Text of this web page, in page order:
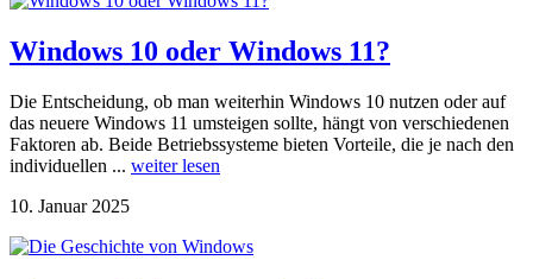
Windows 10 oder Windows 11?
Die Entscheidung, ob man weiterhin Windows 10 nutzen oder auf
das neuere Windows 11 umsteigen sollte, hängt von verschiedenen
Faktoren ab. Beide Betriebssysteme bieten Vorteile, die je nach den
individuellen ... weiter lesen
10. Januar 2025